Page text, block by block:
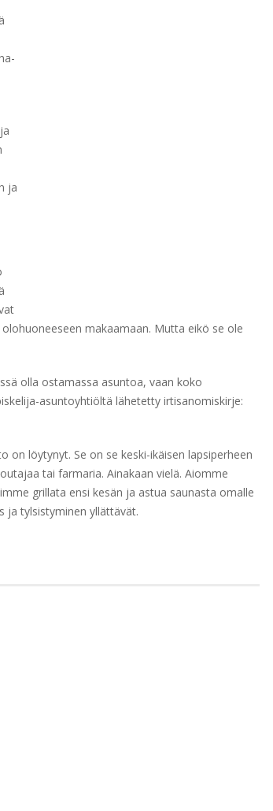
ja
makaamaan. Mutta eikö se ole
olla ostamassa asuntoa, vaan koko
asuntoyhtiöltä lähetetty irtisanomiskirje:
löytynyt. Se on se keski-ikäisen lapsiperheen
tai farmaria. Ainakaan vielä. Aiomme
grillata ensi kesän ja astua saunasta omalle
ja tylsistyminen yllättävät.